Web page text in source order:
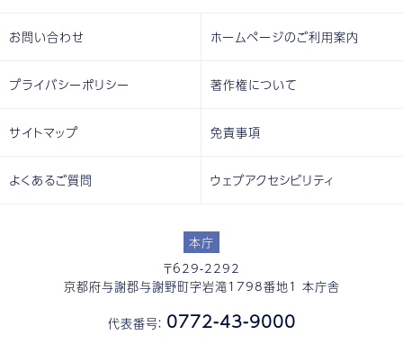
本庁
〒629-2292
京都府与謝郡与謝野町字岩滝1798番地1 本庁舎
代表番号： 0772-43-9000
お問い合わせ ホームページのご利用案内
プライバシーポリシー 著作権について
サイトマップ 免責事項
よくあるご質問 ウェブアクセシビリティ